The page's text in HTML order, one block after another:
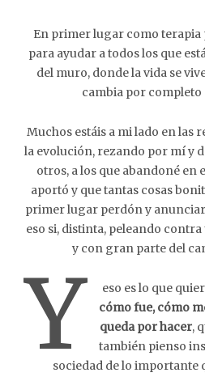
En primer lugar como terapia
para ayudar a todos los que
del muro, donde la vida se
cambia por completo
Muchos estáis a mi lado en las
la evolución, rezando por mí y
otros, a los que abandoné en
aportó y que tantas cosas
primer lugar perdón y
eso si, distinta, peleando
y con gran parte del
Y
eso es lo que
cómo fue, cómo
queda por hacer,
también pienso
sociedad de lo importante